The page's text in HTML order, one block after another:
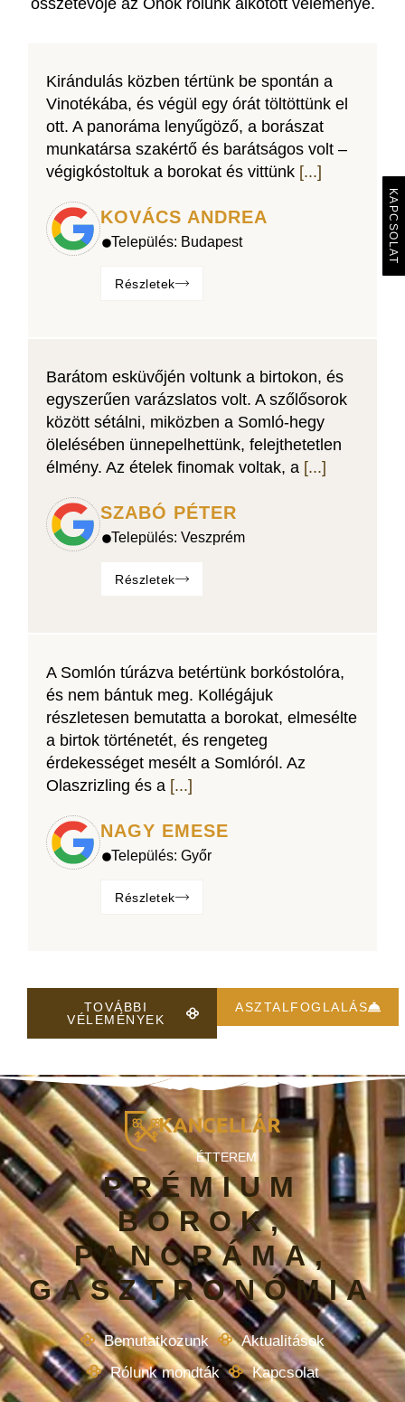
KAPCSOLAT
összetevője az Önök rólunk alkotott véleménye.
Kirándulás közben tértünk be spontán a
Vinotékába, és végül egy órát töltöttünk el
ott. A panoráma lenyűgöző, a borászat
munkatársa szakértő és barátságos volt –
végigkóstoltuk a borokat és vittünk [...]
KOVÁCS ANDREA
Település: Budapest
Részletek
Barátom esküvőjén voltunk a birtokon, és
egyszerűen varázslatos volt. A szőlősorok
között sétálni, miközben a Somló-hegy
ölelésében ünnepelhettünk, felejthetetlen
élmény. Az ételek finomak voltak, a [...]
SZABÓ PÉTER
Település: Veszprém
Részletek
A Somlón túrázva betértünk borkóstolóra,
és nem bántuk meg. Kollégájuk
részletesen bemutatta a borokat, elmesélte
a birtok történetét, és rengeteg
érdekességet mesélt a Somlóról. Az
Olaszrizling és a [...]
NAGY EMESE
Település: Győr
Részletek
TOVÁBBI
VÉLEMÉNYEK
ASZTALFOGLALÁS
ÉTTEREM
PRÉMIUM
BOROK,
PANORÁMA,
GASZTRONÓMIA
Bemutatkozunk
Aktualitások
Rólunk mondták
Kapcsolat